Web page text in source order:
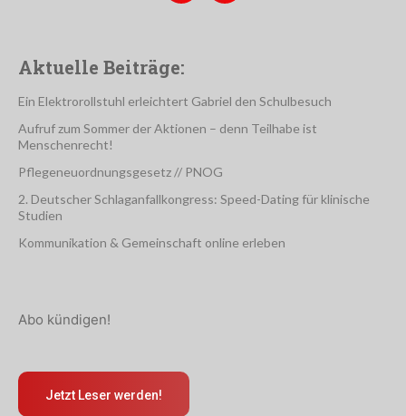
Aktuelle Beiträge:
Ein Elektrorollstuhl erleichtert Gabriel den Schulbesuch
Aufruf zum Sommer der Aktionen – denn Teilhabe ist
Menschenrecht!
Pflegeneuordnungsgesetz // PNOG
2. Deutscher Schlaganfallkongress: Speed-Dating für klinische
Studien
Kommunikation & Gemeinschaft online erleben
Abo kündigen!
Jetzt Leser werden!